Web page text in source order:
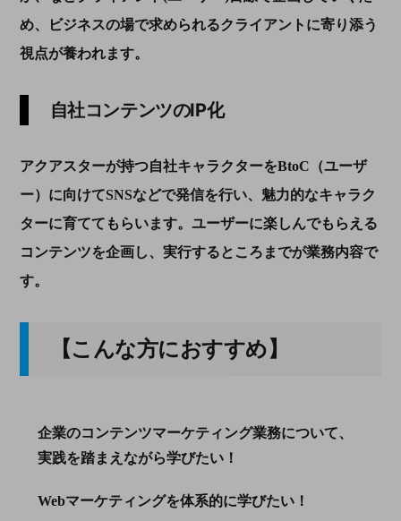
め、ビジネスの場で求められるクライアントに寄り添う
視点が養われます。
自社コンテンツのIP化
アクアスターが持つ自社キャラクターをBtoC（ユーザ
ー）に向けてSNSなどで発信を行い、魅力的なキャラク
ターに育ててもらいます。ユーザーに楽しんでもらえる
コンテンツを企画し、実行するところまでが業務内容で
す。
【こんな方におすすめ】
企業のコンテンツマーケティング業務について、
実践を踏まえながら学びたい！
Webマーケティングを体系的に学びたい！